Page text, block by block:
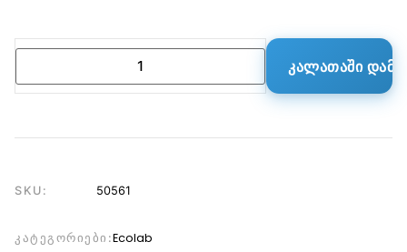
ᲙᲐᲚᲐᲗᲐᲨᲘ
SKU: 50561
ᲙᲐᲢᲔᲒᲝᲠᲘᲔᲑᲘ:Ecolab